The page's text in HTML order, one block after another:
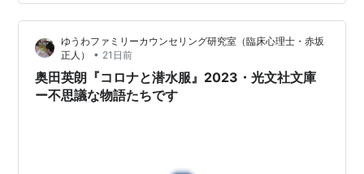
ゆうわファミリーカウンセリング研究室（臨床心理士・赤坂
正人）
• 21日前
奥田英朗『コロナと潜水服』2023・光文社文庫
ー不思議な物語たちです